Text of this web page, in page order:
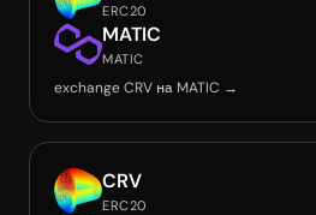
ERC20
MATIC
MATIC
exchange CRV на MATIC →
CRV
ERC20